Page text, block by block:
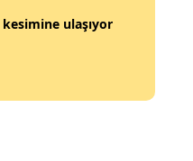
ulaşıyor